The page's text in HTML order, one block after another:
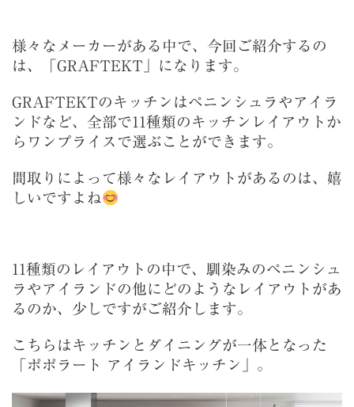
様々なメーカーがある中で、今回ご紹介するの
は、「GRAFTEKT」になります。
GRAFTEKTのキッチンはペニンシュラやアイラ
ンドなど、全部で11種類のキッチンレイアウトか
らワンプライスで選ぶことができます。
間取りによって様々なレイアウトがあるのは、嬉
しいですよね
11種類のレイアウトの中で、馴染みのペニンシュ
ラやアイランドの他にどのようなレイアウトがあ
るのか、少しですがご紹介します。
こちらはキッチンとダイニングが一体となった
「ポポラート アイランドキッチン」。